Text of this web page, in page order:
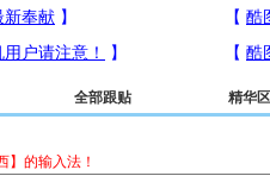
全部跟贴 精华区
】的输入法！